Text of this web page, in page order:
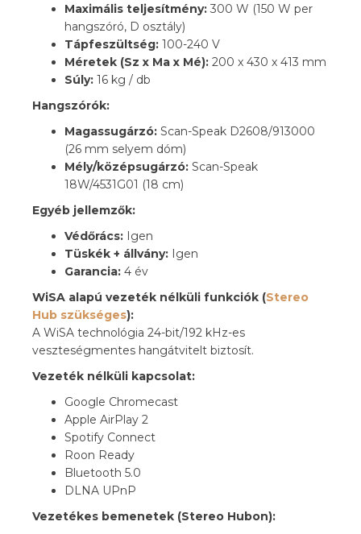
Maximális teljesítmény: 300 W (150 W per
hangszóró, D osztály)
Tápfeszültség: 100-240 V
Méretek (Sz x Ma x Mé): 200 x 430 x 413 mm
Súly: 16 kg / db
Hangszórók:
Magassugárzó: Scan-Speak D2608/913000
(26 mm selyem dóm)
Mély/középsugárzó: Scan-Speak
18W/4531G01 (18 cm)
Egyéb jellemzők:
Védőrács: Igen
Tüskék + állvány: Igen
Garancia: 4 év
WiSA alapú vezeték nélküli funkciók (Stereo
Hub szükséges):
A WiSA technológia 24-bit/192 kHz-es
veszteségmentes hangátvitelt biztosít.
Vezeték nélküli kapcsolat:
Google Chromecast
Apple AirPlay 2
Spotify Connect
Roon Ready
Bluetooth 5.0
DLNA UPnP
Vezetékes bemenetek (Stereo Hubon):